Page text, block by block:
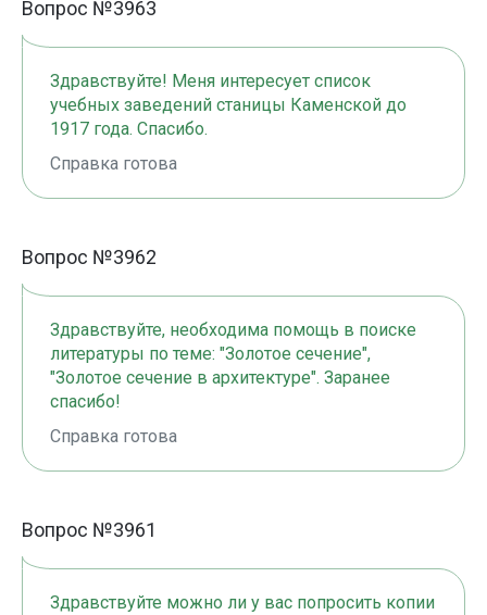
Вопрос №3963
Здравствуйте! Меня интересует список
учебных заведений станицы Каменской до
1917 года. Спасибо.
Справка готова
Вопрос №3962
Здравствуйте, необходима помощь в поиске
литературы по теме: "Золотое сечение",
"Золотое сечение в архитектуре". Заранее
спасибо!
Справка готова
Вопрос №3961
Здравствуйте можно ли у вас попросить копии